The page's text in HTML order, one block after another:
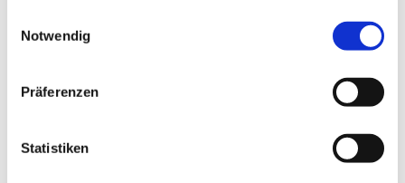
Notwendig
Präferenzen
Statistiken